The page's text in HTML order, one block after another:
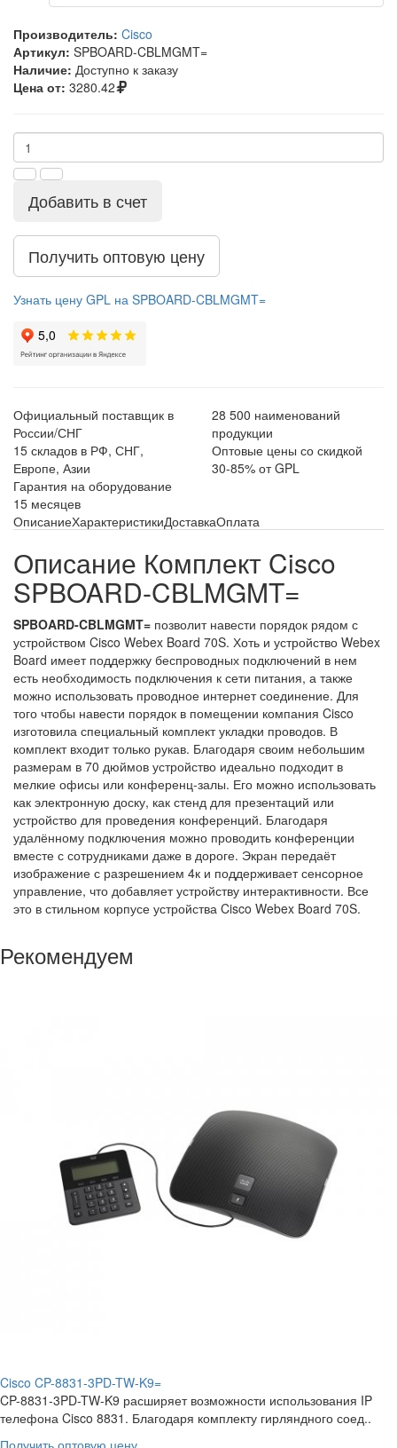
Производитель: Cisco
Артикул: SPBOARD-CBLMGMT=
Наличие: Доступно к заказу
Цена от: 3280.42
Добавить в счет
Получить оптовую цену
Узнать цену GPL на SPBOARD-CBLMGMT=
Официальный поставщик в
России/СНГ
28 500 наименований
продукции
15 складов в РФ, СНГ,
Европе, Азии
Оптовые цены со скидкой
30-85% от GPL
Гарантия на оборудование
15 месяцев
ОписаниеХарактеристикиДоставкаОплата
Описание Комплект Cisco
SPBOARD-CBLMGMT=
SPBOARD-CBLMGMT= позволит навести порядок рядом с
устройством Cisco Webex Board 70S. Хоть и устройство Webex
Board имеет поддержку беспроводных подключений в нем
есть необходимость подключения к сети питания, а также
можно использовать проводное интернет соединение. Для
того чтобы навести порядок в помещении компания Cisco
изготовила специальный комплект укладки проводов. В
комплект входит только рукав. Благодаря своим небольшим
размерам в 70 дюймов устройство идеально подходит в
мелкие офисы или конференц-залы. Его можно использовать
как электронную доску, как стенд для презентаций или
устройство для проведения конференций. Благодаря
удалённому подключения можно проводить конференции
вместе с сотрудниками даже в дороге. Экран передаёт
изображение с разрешением 4к и поддерживает сенсорное
управление, что добавляет устройству интерактивности. Все
это в стильном корпусе устройства Cisco Webex Board 70S.
Рекомендуем
Cisco CP-8831-3PD-TW-K9=
CP-8831-3PD-TW-K9 расширяет возможности использования IP
телефона Cisco 8831. Благодаря комплекту гирляндного соед..